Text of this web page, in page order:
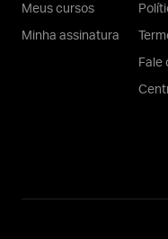
Meus cursos
Minha assinatura
Fale